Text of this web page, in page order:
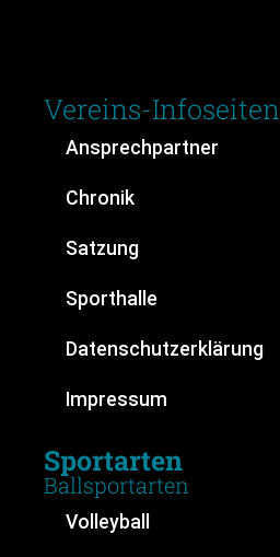
Vereins-Infoseiten
Ansprechpartner
Chronik
Satzung
Sporthalle
Datenschutzerklärung
Impressum
Sportarten
Ballsportarten
Volleyball